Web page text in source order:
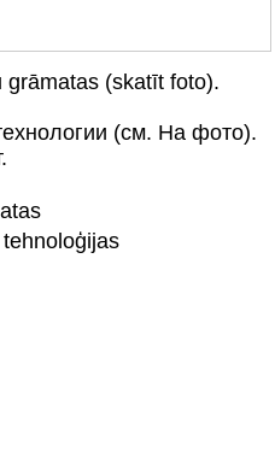
grāmatas (skatīt foto).
(см. На фото).